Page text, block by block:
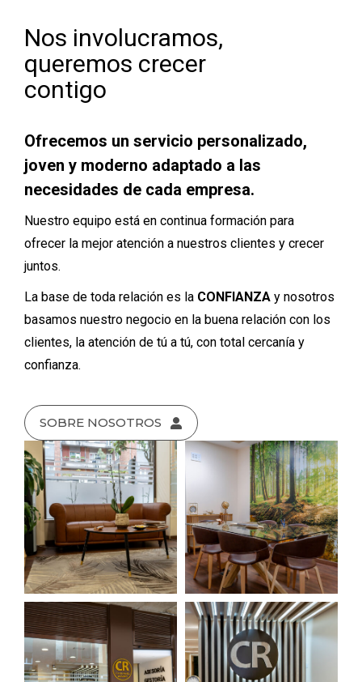
Nos involucramos,
queremos crecer
contigo
Ofrecemos un servicio personalizado,
joven y moderno adaptado a las
necesidades de cada empresa.
Nuestro equipo está en continua formación para
ofrecer la mejor atención a nuestros clientes y crecer
juntos.
La base de toda relación es la CONFIANZA y nosotros
basamos nuestro negocio en la buena relación con los
clientes, la atención de tú a tú, con total cercanía y
confianza.
SOBRE NOSOTROS